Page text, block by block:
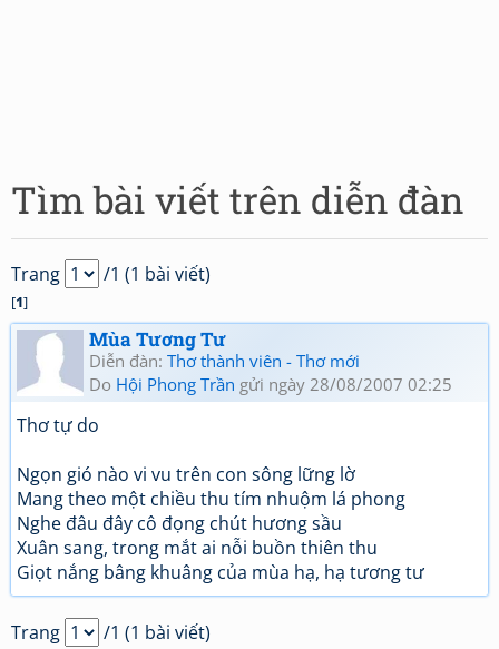
Tìm bài viết trên diễn đàn
Trang /1 (1 bài viết)
[1]
Mùa Tương Tư
Diễn đàn: Thơ thành viên - Thơ mới
Do Hội Phong Trần gửi ngày 28/08/2007 02:25
Thơ tự do
Ngọn gió nào vi vu trên con sông lững lờ
Mang theo một chiều thu tím nhuộm lá phong
Nghe đâu đây cô đọng chút hương sầu
Xuân sang, trong mắt ai nỗi buồn thiên thu
Giọt nắng bâng khuâng của mùa hạ, hạ tương tư
Trang /1 (1 bài viết)